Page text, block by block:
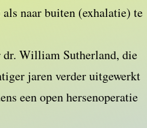
naar buiten (exhalatie) te
dr. William Sutherland, die
jaren verder uitgewerkt
een open hersenoperatie